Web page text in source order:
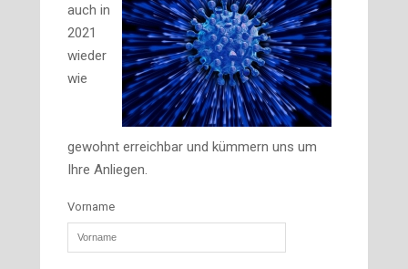
auch in
2021
wieder
wie
gewohnt erreichbar und kümmern uns um
Ihre Anliegen.
Vorname